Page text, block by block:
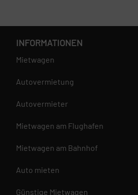
INFORMATIONEN
Mietwagen
Autovermietung
Autovermieter
Mietwagen am Flughafen
Mietwagen am Bahnhof
Auto mieten
Günstige Mietwagen